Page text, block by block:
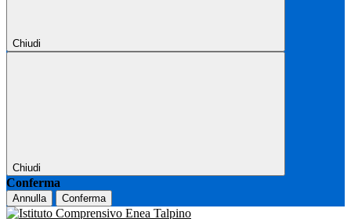
Chiudi
Chiudi
Conferma
Annulla Conferma